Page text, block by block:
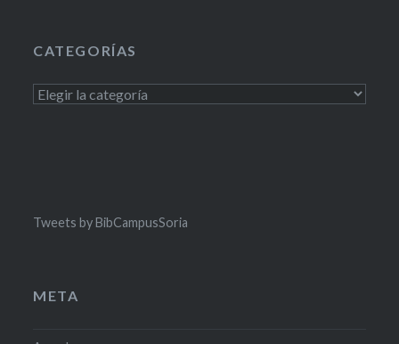
CATEGORÍAS
Categorías
Tweets by BibCampusSoria
META